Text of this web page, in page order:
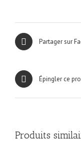
Partager sur
Épingler ce
Produits